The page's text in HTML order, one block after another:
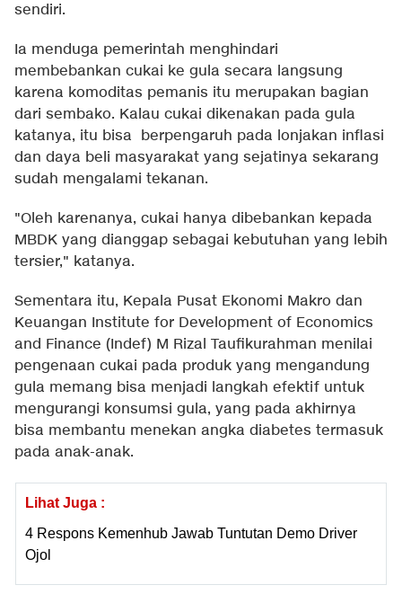
sendiri.
Ia menduga pemerintah menghindari
membebankan cukai ke gula secara langsung
karena komoditas pemanis itu merupakan bagian
dari sembako. Kalau cukai dikenakan pada gula
katanya, itu bisa berpengaruh pada lonjakan inflasi
dan daya beli masyarakat yang sejatinya sekarang
sudah mengalami tekanan.
"Oleh karenanya, cukai hanya dibebankan kepada
MBDK yang dianggap sebagai kebutuhan yang lebih
tersier," katanya.
Sementara itu, Kepala Pusat Ekonomi Makro dan
Keuangan Institute for Development of Economics
and Finance (Indef) M Rizal Taufikurahman menilai
pengenaan cukai pada produk yang mengandung
gula memang bisa menjadi langkah efektif untuk
mengurangi konsumsi gula, yang pada akhirnya
bisa membantu menekan angka diabetes termasuk
pada anak-anak.
Lihat Juga :
4 Respons Kemenhub Jawab Tuntutan Demo Driver
Ojol